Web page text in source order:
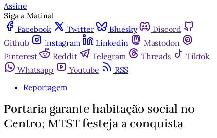
Assine
Siga a Matinal
Facebook
Twitter Bluesky
Discord
Github
Instagram Linkedin
Mastodon
Pinterest
Reddit Telegram Threads
Tiktok
Whatsapp
Youtube
RSS
Reportagem
Portaria garante habitação social no
Centro; MTST festeja a conquista